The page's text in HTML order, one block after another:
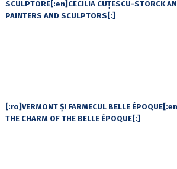
SCULPTORE[:en]CECILIA CUŢESCU-STORCK
PAINTERS AND SCULPTORS[:]
[:ro]VERMONT ȘI FARMECUL BELLE
THE CHARM OF THE BELLE ÉPOQUE[:]